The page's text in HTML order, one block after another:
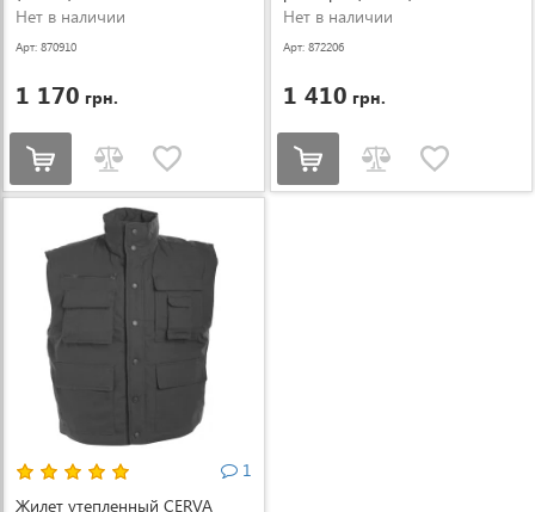
Нет в наличии
Арт: 870910
1 170 грн.
Нет в наличии
Арт: 872206
1 410 грн.
1
Жилет утепленный CERVA